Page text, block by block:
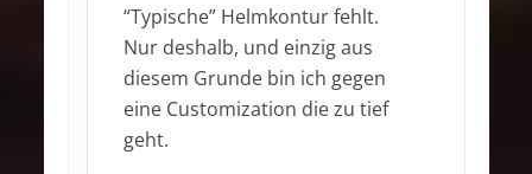
“Typische” Helmkontur fehlt.
Nur deshalb, und einzig aus
diesem Grunde bin ich gegen
eine Customization die zu tief
geht.